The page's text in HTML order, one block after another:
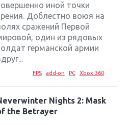
иной точки
Доблестно воюя на
сражений Первой
один из рядовых
германской армии
FPS add-on PC Xbox 360
Nights 2: Mask
the Betrayer